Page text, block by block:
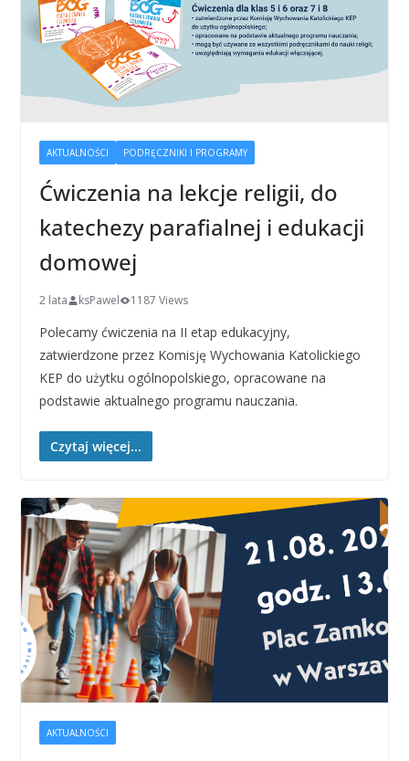
AKTUALNOŚCI PODRĘCZNIKI I PROGRAMY
Ćwiczenia na lekcje religii, do
katechezy parafialnej i edukacji
domowej
2 lata ksPawel 1187 Views
Polecamy ćwiczenia na II etap edukacyjny,
zatwierdzone przez Komisję Wychowania Katolickiego
KEP do użytku ogólnopolskiego, opracowane na
podstawie aktualnego programu nauczania.
Czytaj więcej...
AKTUALNOŚCI